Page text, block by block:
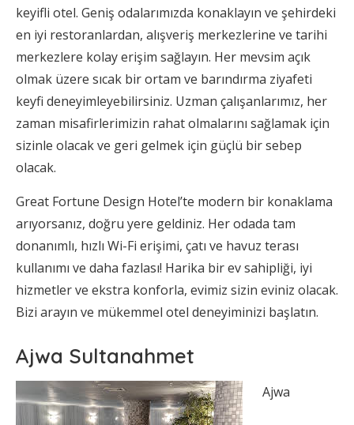
keyifli otel. Geniş odalarımızda konaklayın ve şehirdeki
en iyi restoranlardan, alışveriş merkezlerine ve tarihi
merkezlere kolay erişim sağlayın. Her mevsim açık
olmak üzere sıcak bir ortam ve barındırma ziyafeti
keyfi deneyimleyebilirsiniz. Uzman çalışanlarımız, her
zaman misafirlerimizin rahat olmalarını sağlamak için
sizinle olacak ve geri gelmek için güçlü bir sebep
olacak.
Great Fortune Design Hotel’te modern bir konaklama
arıyorsanız, doğru yere geldiniz. Her odada tam
donanımlı, hızlı Wi-Fi erişimi, çatı ve havuz terası
kullanımı ve daha fazlası! Harika bir ev sahipliği, iyi
hizmetler ve ekstra konforla, evimiz sizin eviniz olacak.
Bizi arayın ve mükemmel otel deneyiminizi başlatın.
Ajwa Sultanahmet
Ajwa